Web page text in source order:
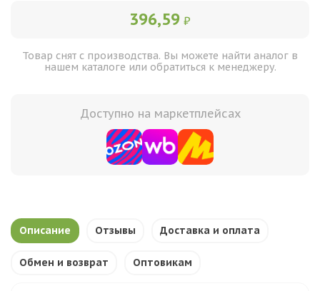
396,59 ₽
Товар снят с производства. Вы можете найти аналог в
нашем каталоге или обратиться к менеджеру.
Доступно на маркетплейсах
Описание Отзывы Доставка и оплата
Обмен и возврат Оптовикам